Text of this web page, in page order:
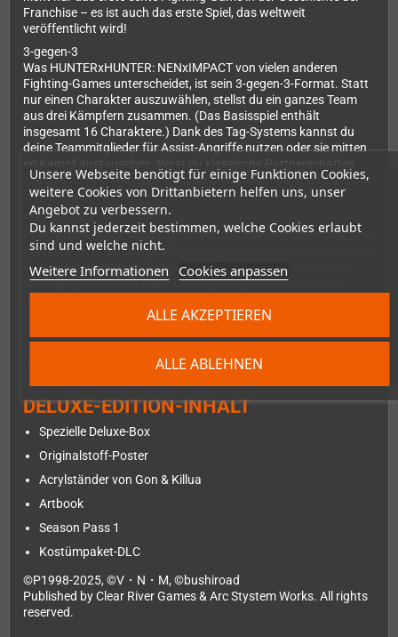
Unsere Webseite benötigt für einige Funktionen Cookies,
weitere Cookies von Drittanbietern helfen uns, unser
Angebot zu verbessern.
Du kannst jederzeit bestimmen, welche Cookies erlaubt
sind und welche nicht.
Weitere Informationen Cookies anpassen
ALLE ABLEHNEN
ALLE AKZEPTIEREN
Franchise – es ist auch das erste Spiel, das weltweit
veröffentlicht wird!
3-gegen-3
Was HUNTERxHUNTER: NENxIMPACT von vielen anderen
Fighting-Games unterscheidet, ist sein 3-gegen-3-Format. Statt
nur einen Charakter auszuwählen, stellst du ein ganzes Team
aus drei Kämpfern zusammen. (Das Basisspiel enthält
insgesamt 16 Charaktere.) Dank des Tag-Systems kannst du
deine Teammitglieder für Assist-Angriffe nutzen oder sie mitten
bilden oder unerwartete Allianzen erschaffen? Die Entscheidung
liegt bei dir!
SPIELMODI
HUNTERxHUNTER: NENxIMPACT bietet mehrere Spielmodi. Free
Battle ist ideal für schnelle Kämpfe gegen andere Spieler oder die
CPU. Training Mode hilft dir, deine Fähigkeiten zu verbessern.
Mit Replay kannst du deine Lieblingskämpfe immer wieder
Anime von 2011 erneut erleben. Herausforderungen wie Sky
herausragende Gegner aus der ganzen Welt an. Hast du das
DELUXE-EDITION-INHALT
Spezielle Deluxe-Box
Originalstoff-Poster
Acrylständer von Gon & Killua
Artbook
Season Pass 1
Kostümpaket-DLC
©P1998-2025, ©V・N・M, ©bushiroad
Published by Clear River Games & Arc Stystem Works. All rights
reserved.